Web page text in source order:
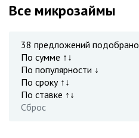
Все микрозаймы
38 предложений подобрано
По сумме ↑↓
По популярности ↓
По сроку ↑↓
По ставке ↑↓
Сброс